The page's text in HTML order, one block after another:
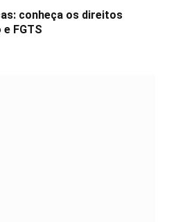
conheça os direitos
FGTS